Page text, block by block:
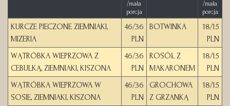
/mała
porcja
/mała
porcja
KURCZE PIECZONE ZIEMNIAKI,
MIZERIA
46/36
PLN
BOTWINKA
18/15
PLN
WĄTRÓBKA WIEPRZOWA Z
CEBULKĄ, ZIEMNIAKI, KISZONA
46/36
PLN
ROSÓŁ Z
MAKARONEM
18/15
PLN
WĄTRÓBKA WIEPRZOWA W
SOSIE, ZIEMNIAKI, KISZONA
46/36
PLN
GROCHOWA
Z GRZANKĄ
18/15
PLN